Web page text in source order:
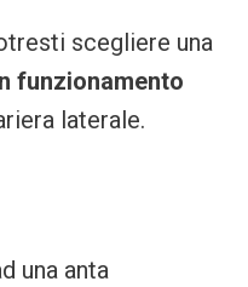
scegliere una
funzionamento
laterale.
una anta